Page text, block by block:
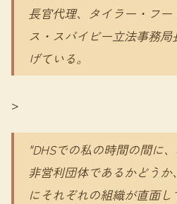
長官代理、タイラー・フ
ス・スパイビー立法事務
げている。
>
"DHSでの私の時間の間に
非営利団体であるかどう
にそれぞれの組織が直面